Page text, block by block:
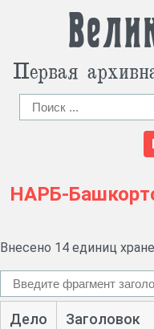
Первая
НАРБ-
Внесено 14 единиц
Дело Заголовок